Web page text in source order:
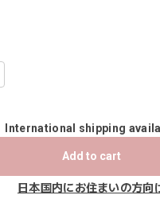
International shipping
Add to cart
日本国内にお住まいの方向